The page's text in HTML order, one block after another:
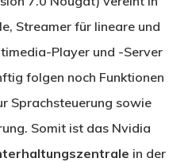
Streamer für lineare und
Player und -Server
folgen noch Funktionen
Sprachsteuerung sowie
Somit ist das Nvidia
in der